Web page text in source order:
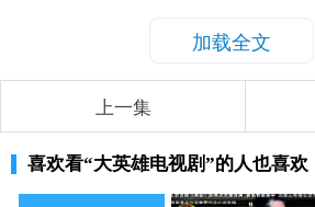
加载全文
上一集
喜欢看“大英雄电视剧”的人也喜欢